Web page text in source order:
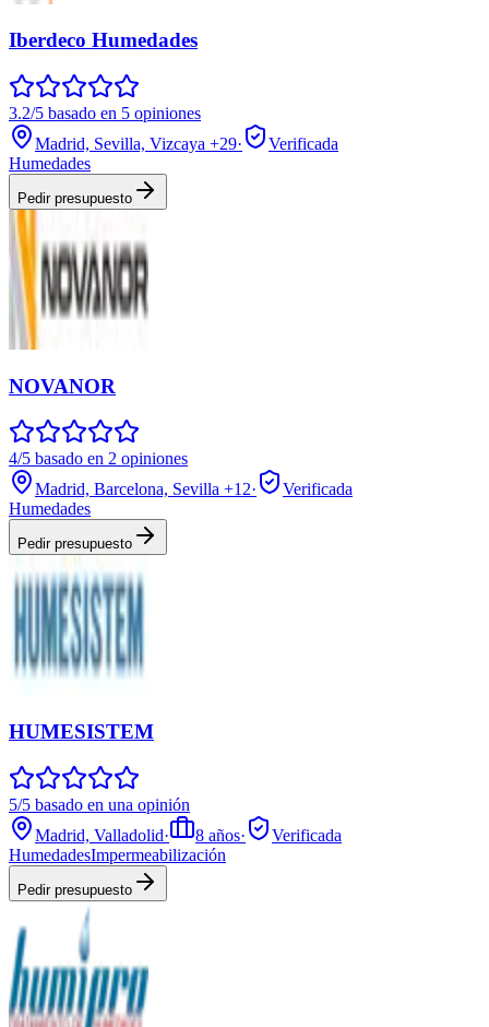
Iberdeco Humedades
3.2/5 basado en 5 opiniones
Madrid, Sevilla, Vizcaya +29·
Verificada
Humedades
Pedir presupuesto
NOVANOR
4/5 basado en 2 opiniones
Madrid, Barcelona, Sevilla +12·
Verificada
Humedades
Pedir presupuesto
HUMESISTEM
5/5 basado en una opinión
Madrid, Valladolid· 8 años·
Verificada
HumedadesImpermeabilización
Pedir presupuesto